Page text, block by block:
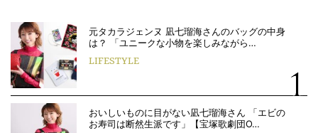
元タカラジェンヌ 凪七瑠海さんのバッグの中身
は？ 「ユニークな小物を楽しみながら…
LIFESTYLE
おいしいものに目がない凪七瑠海さん 「エビの
お寿司は断然生派です」【宝塚歌劇団O…